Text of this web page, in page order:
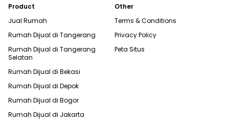
Product
Jual Rumah
Rumah Dijual di Tangerang
Rumah Dijual di Tangerang
Selatan
Rumah Dijual di Bekasi
Rumah Dijual di Depok
Rumah Dijual di Bogor
Rumah Dijual di Jakarta
Other
Terms & Conditions
Privacy Policy
Peta Situs